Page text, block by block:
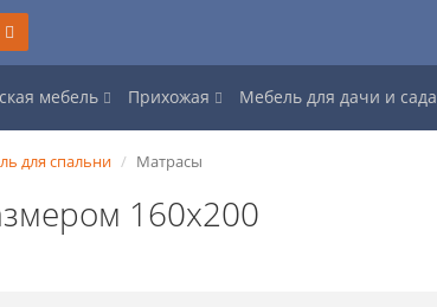
мебель Прихожая Мебель для дачи и сада
для спальни Матрасы
160х200